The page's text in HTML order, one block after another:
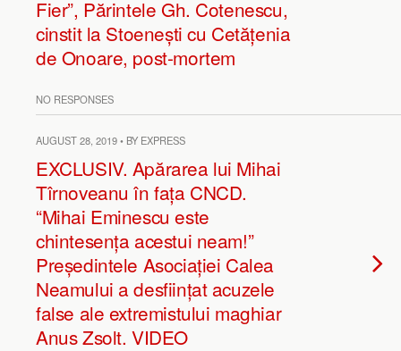
Fier”, Părintele Gh. Cotenescu,
cinstit la Stoenești cu Cetățenia
de Onoare, post-mortem
NO RESPONSES
AUGUST 28, 2019 • BY EXPRESS
EXCLUSIV. Apărarea lui Mihai
Tîrnoveanu în fața CNCD.
“Mihai Eminescu este
chintesența acestui neam!”
Președintele Asociației Calea
Neamului a desființat acuzele
false ale extremistului maghiar
Anus Zsolt. VIDEO